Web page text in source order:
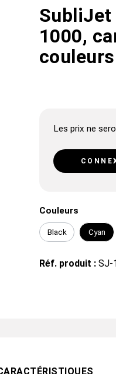
SubliJet
1000,
couleurs
Les prix ne
Couleurs
Black Cyan
Réf. produit : SJ-